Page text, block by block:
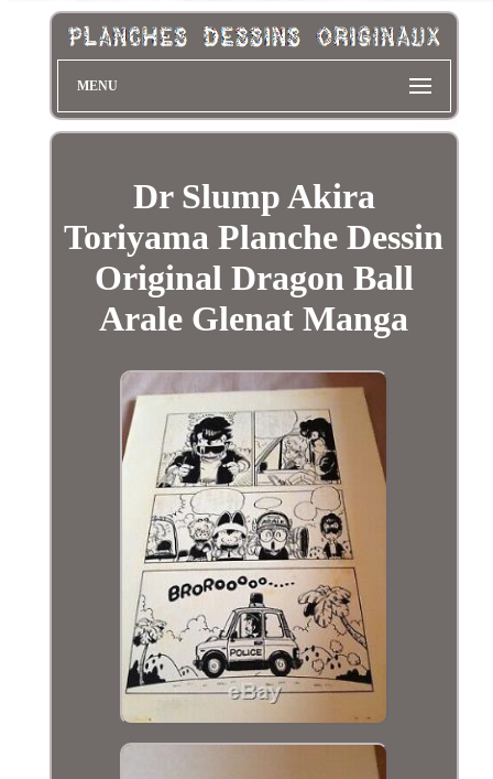
MENU
Dr Slump Akira
Toriyama Planche Dessin
Original Dragon Ball
Arale Glenat Manga